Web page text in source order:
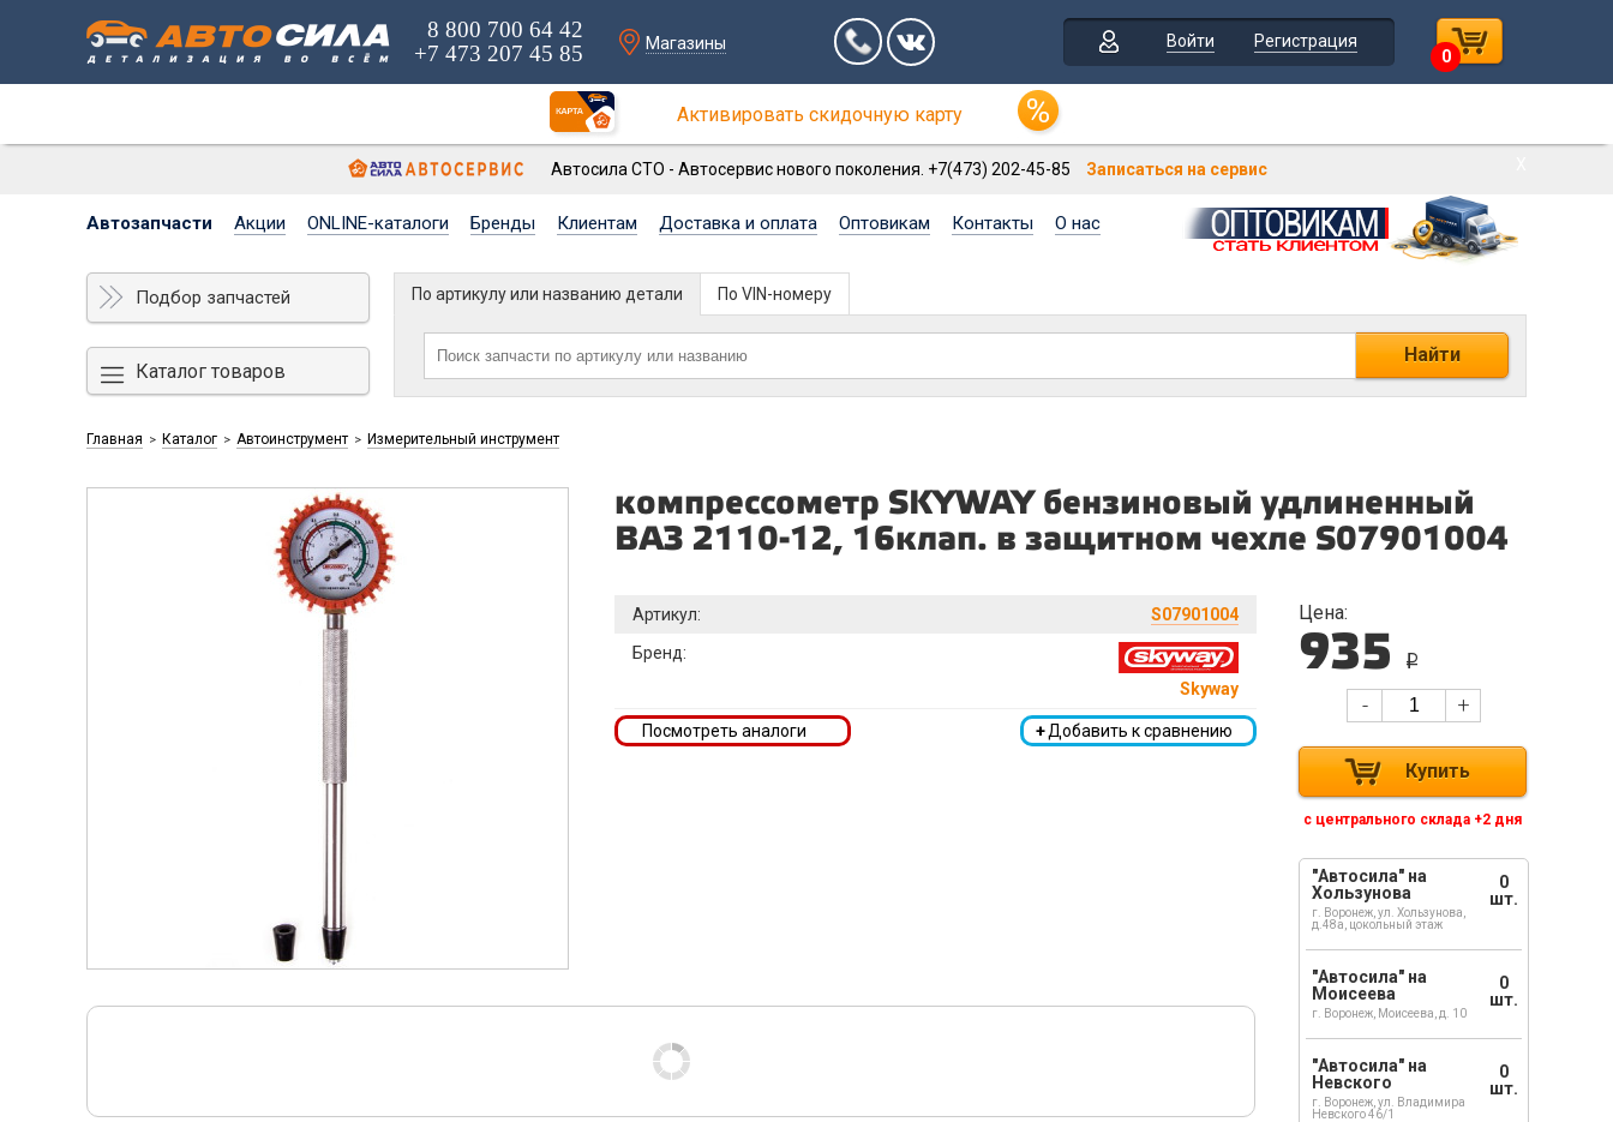
8 800 700 64 42
+7 473 207 45 85
Магазины Войти
Регистрация
0
Активировать скидочную карту
Автосила СТО - Автосервис нового поколения. +7(473) 202-45-85 Записаться на сервис
Автозапчасти Акции ONLINE-каталоги Бренды Клиентам Доставка и оплата Оптовикам Контакты О нас
Подбор запчастей
Каталог товаров
По артикулу или названию детали
Найти
По VIN-номеру
Главная > Каталог > Автоинструмент > Измерительный инструмент
компрессометр SKYWAY бензиновый удлиненный
ВАЗ 2110-12, 16клап. в защитном чехле S07901004
Артикул:
S07901004
Бренд:
Skyway
+Добавить к сравнению
Посмотреть аналоги
Цена:
935 i
- +
Купить
с центрального склада +2 дня
"Автосила" на
Хользунова
г. Воронеж, ул. Хользунова,
д.48а, цокольный этаж
0
шт.
"Автосила" на
Моисеева
г. Воронеж, Моисеева, д. 10
0
шт.
"Автосила" на
Невского
г. Воронеж, ул. Владимира
Невского 46/1
0
шт.